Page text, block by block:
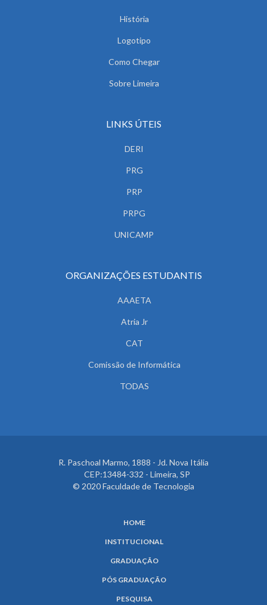
História
Logotipo
Como Chegar
Sobre Limeira
LINKS ÚTEIS
DERI
PRG
PRP
PRPG
UNICAMP
ORGANIZAÇÕES ESTUDANTIS
AAAETA
Atria Jr
CAT
Comissão de Informática
TODAS
R. Paschoal Marmo, 1888 - Jd. Nova Itália
CEP:13484-332 - Limeira, SP
© 2020 Faculdade de Tecnologia
HOME
INSTITUCIONAL
GRADUAÇÃO
PÓS GRADUAÇÃO
PESQUISA